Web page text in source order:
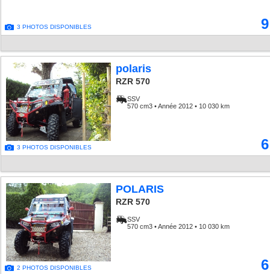
3 PHOTOS DISPONIBLES
3 PHOTOS DISPONIBLES
polaris
RZR 570
SSV
570 cm3 • Année 2012 • 10 030 km
2 PHOTOS DISPONIBLES
POLARIS
RZR 570
SSV
570 cm3 • Année 2012 • 10 030 km